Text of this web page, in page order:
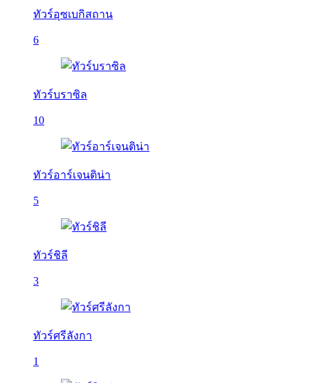
ทัวร์อุซเบกิสถาน
6
ทัวร์บราซิล
10
ทัวร์อาร์เจนติน่า
5
ทัวร์ชิลี
3
ทัวร์ศรีลังกา
1